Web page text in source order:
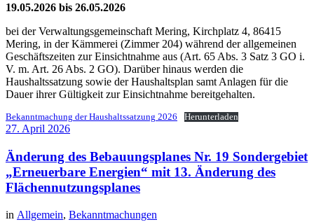
19.05.2026 bis 26.05.2026
bei der Verwaltungsgemeinschaft Mering, Kirchplatz 4, 86415
Mering, in der Kämmerei (Zimmer 204) während der allgemeinen
Geschäftszeiten zur Einsichtnahme aus (Art. 65 Abs. 3 Satz 3 GO i.
V. m. Art. 26 Abs. 2 GO). Darüber hinaus werden die
Haushaltssatzung sowie der Haushaltsplan samt Anlagen für die
Dauer ihrer Gültigkeit zur Einsichtnahme bereitgehalten.
Bekanntmachung der Haushaltssatzung 2026 Herunterladen
27. April 2026
Änderung des Bebauungsplanes Nr. 19 Sondergebiet
„Erneuerbare Energien“ mit 13. Änderung des
Flächennutzungsplanes
in Allgemein, Bekanntmachungen